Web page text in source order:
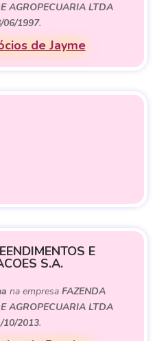
AGROPECUARIA LTDA
06/1997.
de Jayme
E
S.A.
na empresa FAZENDA
AGROPECUARIA LTDA
10/2013.